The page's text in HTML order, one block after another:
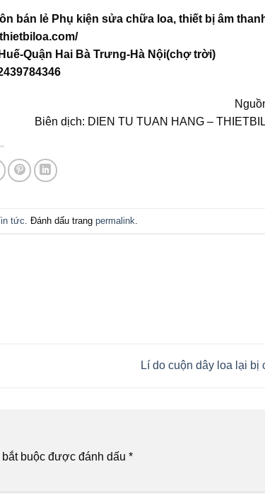
bán lẻ Phụ kiện sửa chữa loa, thiết bị âm
Quận Hai Bà Trưng-Hà Nội(chợ trời)
Biên dịch: DIEN TU TUAN HANG –
tức . Đánh dấu trang permalink
Lí do cuộn dây loa lại bị
buộc được đánh dấu *